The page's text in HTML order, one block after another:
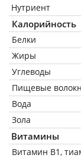
Нутриент
Калорийность
Белки
Жиры
Углеводы
Пищевые
Вода
Зола
Витамины
Витамин В1,